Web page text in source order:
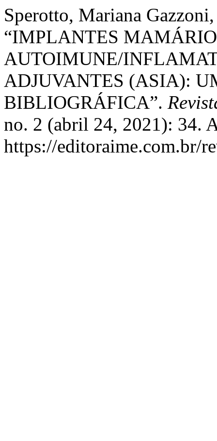
Sperotto, Mariana
“IMPLANTES
AUTOIMUNE/
ADJUVANTES (ASIA):
BIBLIOGRÁFICA”.
no. 2 (abril 24, 2021): 34.
https://editoraime.com.br/